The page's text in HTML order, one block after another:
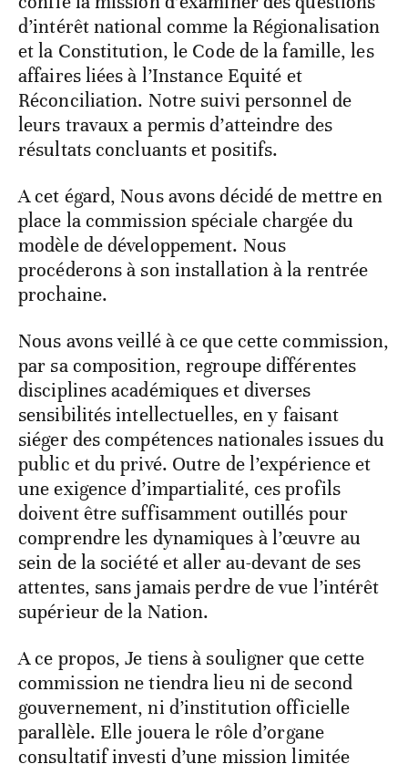
d’intérêt national comme la Régionalisation
et la Constitution, le Code de la famille, les
affaires liées à l’Instance Equité et
Réconciliation. Notre suivi personnel de
leurs travaux a permis d’atteindre des
résultats concluants et positifs.
A cet égard, Nous avons décidé de mettre en
place la commission spéciale chargée du
modèle de développement. Nous
procéderons à son installation à la rentrée
prochaine.
Nous avons veillé à ce que cette commission,
par sa composition, regroupe différentes
disciplines académiques et diverses
sensibilités intellectuelles, en y faisant
siéger des compétences nationales issues du
public et du privé. Outre de l’expérience et
une exigence d’impartialité, ces profils
doivent être suffisamment outillés pour
comprendre les dynamiques à l’œuvre au
sein de la société et aller au-devant de ses
attentes, sans jamais perdre de vue l’intérêt
supérieur de la Nation.
A ce propos, Je tiens à souligner que cette
commission ne tiendra lieu ni de second
gouvernement, ni d’institution officielle
parallèle. Elle jouera le rôle d’organe
consultatif investi d’une mission limitée